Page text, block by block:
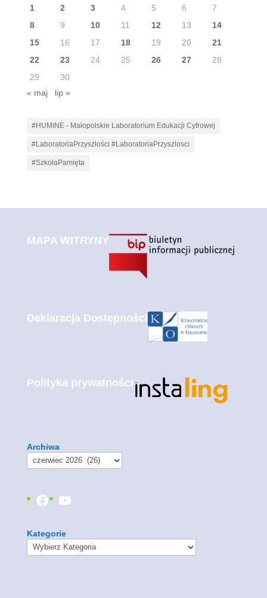
1
2 3 4 5 6
7
8
9 10 11 12 13
14
15
16 17 18 19 20
21
22
23 24 25 26 27
28
29
30
« maj
lip »
#HUMINE - Małopolskie Laboratorium Edukacji Cyfrowej
#LaboratoriaPrzyszłości #LaboratoriaPrzyszlosci
#SzkołaPamięta
MAPA WITRYNY
Deklaracja Dostępności
Polityka prywatności
Archiwa
Facebook
YouTube
Kategorie